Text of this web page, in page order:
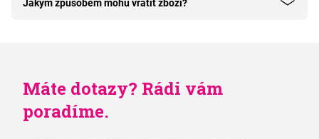
Jakým způsobem mohu vrátit zboží?
Máte dotazy? Rádi vám
poradíme.